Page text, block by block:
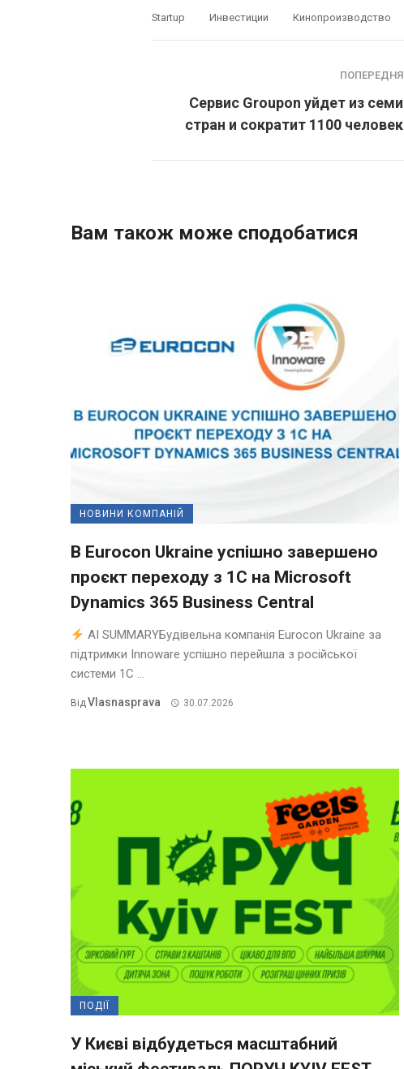
Startup Инвестиции Кинопроизводство
ПОПЕРЕДНЯ
Сервис Groupon уйдет из семи
стран и сократит 1100 человек
Вам також може сподобатися
НОВИНИ КОМПАНІЙ
В Eurocon Ukraine успішно завершено
проєкт переходу з 1С на Microsoft
Dynamics 365 Business Central
AI SUMMARYБудівельна компанія Eurocon Ukraine за
підтримки Innoware успішно перейшла з російської
системи 1С ...
ВідVlasnasprava 30.07.2026
ПОДІЇ
У Києві відбудеться масштабний